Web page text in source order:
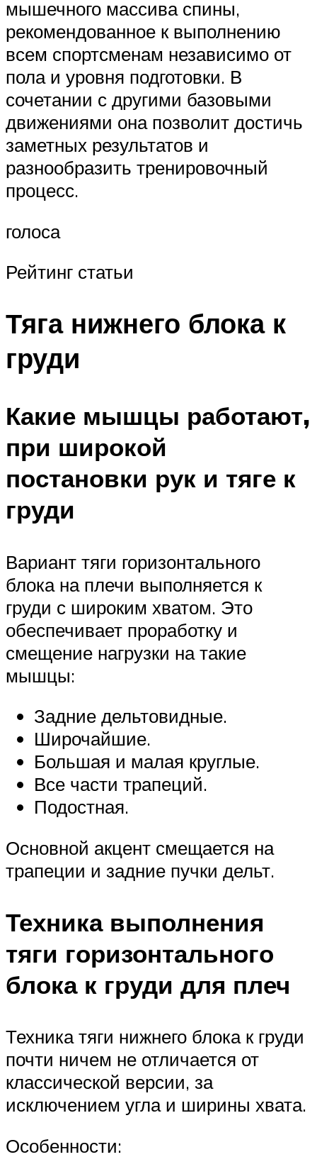
мышечного массива спины,
рекомендованное к выполнению
всем спортсменам независимо от
пола и уровня подготовки. В
сочетании с другими базовыми
движениями она позволит достичь
заметных результатов и
разнообразить тренировочный
процесс.
голоса
Рейтинг статьи
Тяга нижнего блока к
груди
Какие мышцы работают,
при широкой
постановки рук и тяге к
груди
Вариант тяги горизонтального
блока на плечи выполняется к
груди с широким хватом. Это
обеспечивает проработку и
смещение нагрузки на такие
мышцы:
Задние дельтовидные.
Широчайшие.
Большая и малая круглые.
Все части трапеций.
Подостная.
Основной акцент смещается на
трапеции и задние пучки дельт.
Техника выполнения
тяги горизонтального
блока к груди для плеч
Техника тяги нижнего блока к груди
почти ничем не отличается от
классической версии, за
исключением угла и ширины хвата.
Особенности: